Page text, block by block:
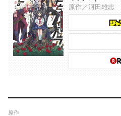
原作／河田雄志
原作